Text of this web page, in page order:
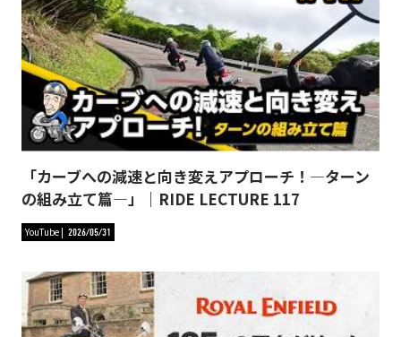
「カーブへの減速と向き変えアプローチ！―ターン
の組み立て篇―」｜RIDE LECTURE 117
YouTube 2026/05/31